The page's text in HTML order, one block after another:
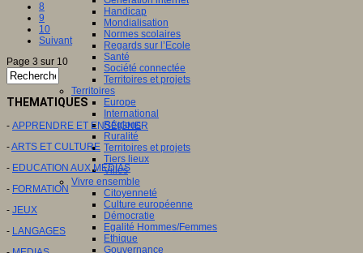
Handicap
Mondialisation
Normes scolaires
Regards sur l’Ecole
Santé
Société connectée
Territoires et projets
Territoires
Europe
International
Régions
Ruralité
Territoires et projets
Tiers lieux
Villes
Vivre ensemble
Citoyenneté
Culture européenne
Démocratie
Egalité Hommes/Femmes
Ethique
Gouvernance
8
9
10
Suivant
Page 3 sur 10
THEMATIQUES
- APPRENDRE ET ENSEIGNER
-ARTS ET CULTURE
- EDUCATION AUX MEDIAS
- FORMATION
- JEUX
- LANGAGES